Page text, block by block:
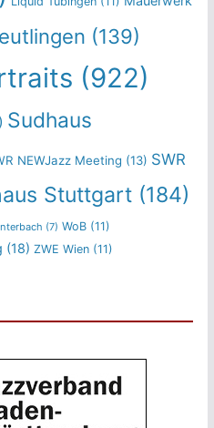
(139)
(922)
Sudhaus
NEWJazz Meeting (13) SWR
Stuttgart(184)
(7) WoB(11)
(18) ZWE Wien(11)